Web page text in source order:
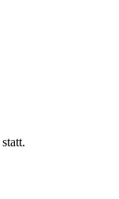
statt.